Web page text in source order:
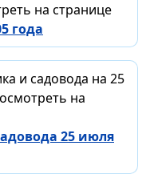
на странице
года
и садовода на 25
на
25 июля